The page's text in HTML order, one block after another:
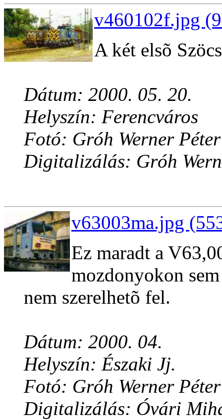
v460102f.jpg
A két elsõ
Dátum: 2000. 05. 20.
Helyszín: Ferencváros
Fotó: Gróh Werner Péter
Digitalizálás: Gróh
v63003ma.jpg
Ez maradt a
mozdonyokon
nem szerelhetõ fel.
Dátum: 2000. 04.
Helyszín: Északi Jj.
Fotó: Gróh Werner Péter
Digitalizálás: Óvári